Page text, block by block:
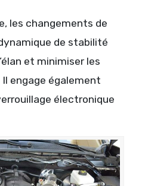
les changements de
de stabilité
et minimiser les
engage également
électronique